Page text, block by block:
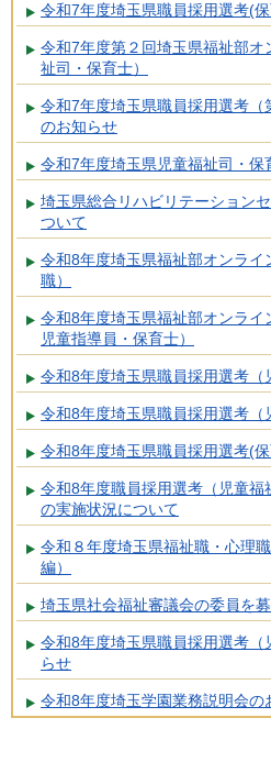
令和7年度埼玉県職員採用選考(
令和7年度第２回埼玉県福祉部
祉司・保育士）
令和7年度埼玉県職員採用選考（
のお知らせ
令和7年度埼玉県児童福祉司・保
埼玉県総合リハビリテーション
ついて
令和8年度埼玉県福祉部オンラ
職）
令和8年度埼玉県福祉部オンライ
児童指導員・保育士）
令和8年度埼玉県職員採用選考（
令和8年度埼玉県職員採用選考（
令和8年度埼玉県職員採用選考(
令和8年度職員採用選考（児童福
の実施状況について
令和８年度埼玉県福祉職・心理
編）
埼玉県社会福祉審議会の委員を
令和8年度埼玉県職員採用選考
らせ
令和8年度埼玉学園業務説明会の